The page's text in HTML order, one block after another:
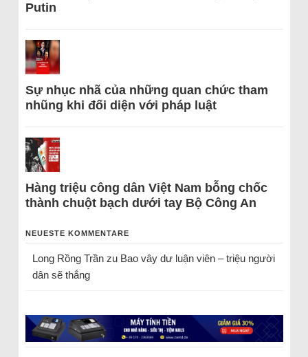
Putin
Sự nhục nhã của những quan chức tham
nhũng khi đối diện với pháp luật
Hàng triệu công dân Việt Nam bỗng chốc
thành chuột bạch dưới tay Bộ Công An
NEUESTE KOMMENTARE
Long Rồng Trầnzu Bao vây dư luận viên – triệu người
dân sẽ thắng